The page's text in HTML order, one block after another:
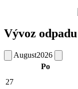
Vývoz odpadu
August2026
Po
27